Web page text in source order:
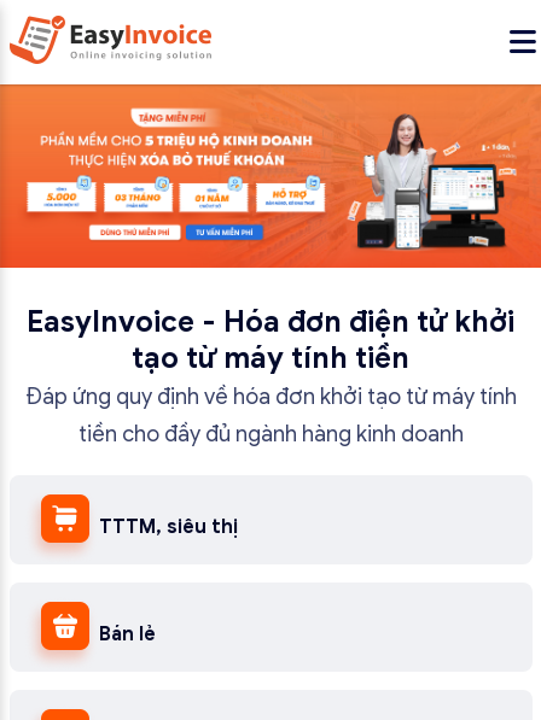
EasyInvoice - Hóa đơn điện tử khởi
tạo từ máy tính tiền
Đáp ứng quy định về hóa đơn khởi tạo từ máy tính
tiền cho đầy đủ ngành hàng kinh doanh
TTTM, siêu thị
Bán lẻ